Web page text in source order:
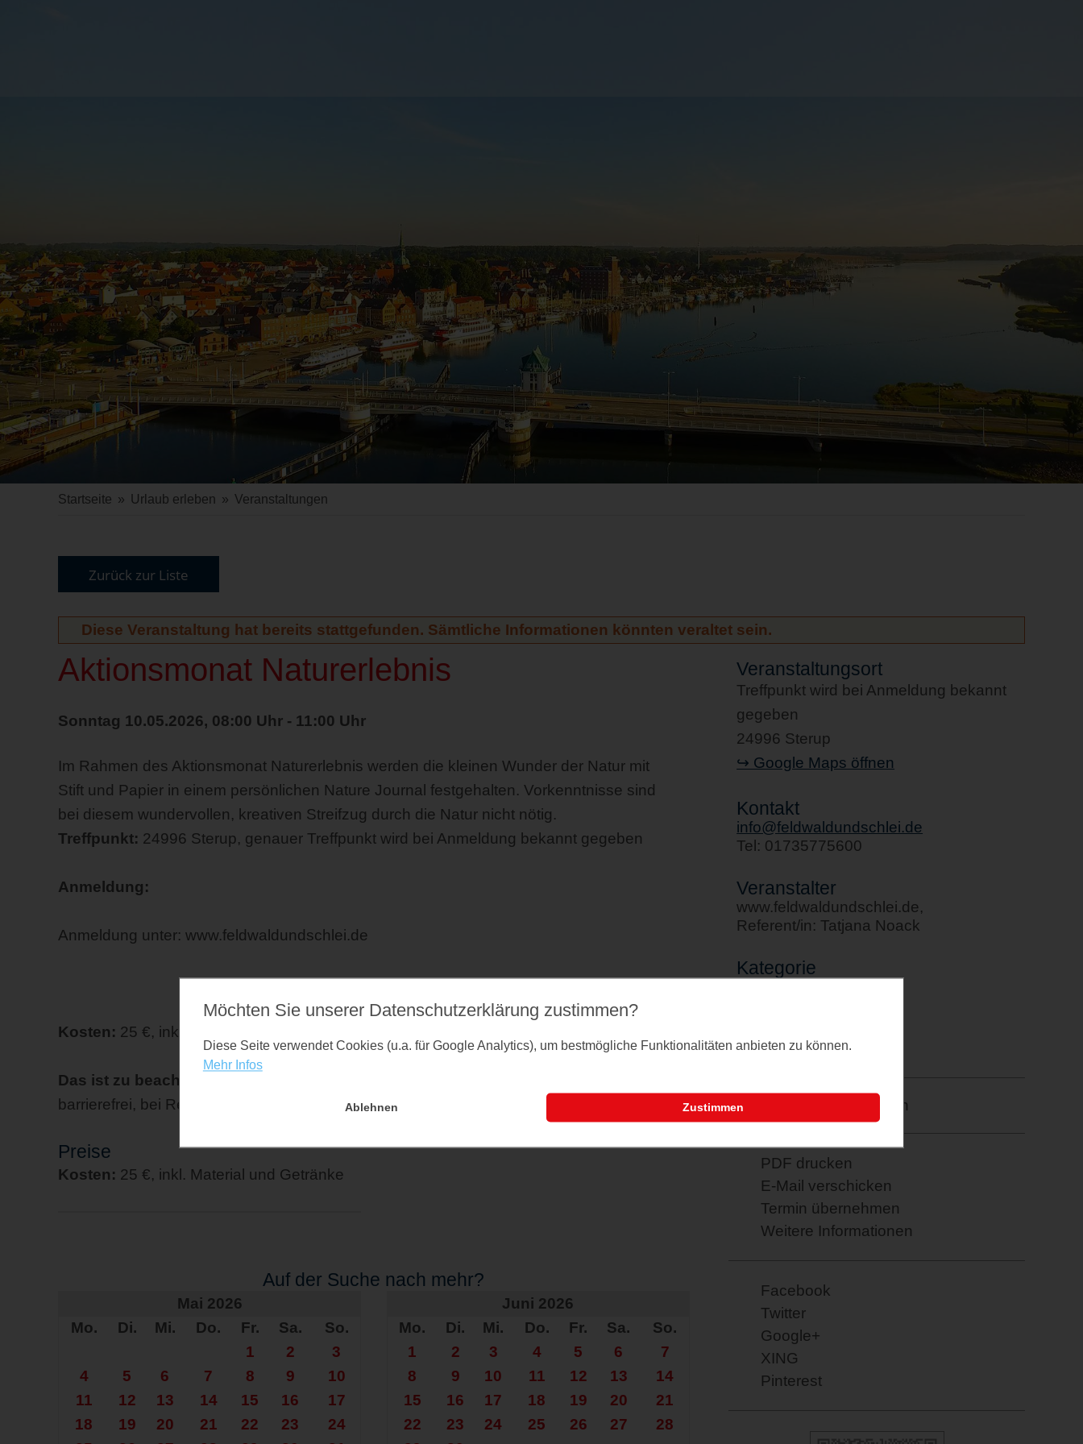
Startseite » Urlaub erleben » Veranstaltungen
Zurück zur Liste
Diese Veranstaltung hat bereits stattgefunden. Sämtliche Informationen könnten veraltet sein.
Aktionsmonat Naturerlebnis
Sonntag 10.05.2026, 08:00 Uhr - 11:00 Uhr
Im Rahmen des Aktionsmonat Naturerlebnis werden die kleinen Wunder der Natur mit
Stift und Papier in einem persönlichen Nature Journal festgehalten. Vorkenntnisse sind
bei diesem wundervollen, kreativen Streifzug durch die Natur nicht nötig.
Treffpunkt: 24996 Sterup, genauer Treffpunkt wird bei Anmeldung bekannt gegeben
Anmeldung:
Anmeldung unter: www.feldwaldundschlei.de
Kosten: 25 €, inkl. Material und Getränke
Das ist zu beachten:
barrierefrei, bei Regen oder starkem Wind wird die Veranstaltung verschoben
Preise
Kosten: 25 €, inkl. Material und Getränke
Auf der Suche nach mehr?
Mai 2026
Mo.
Di. Mi. Do. Fr. Sa.
So.
1
2
3
4
5 6 7 8 9
10
11
12 13 14 15 16
17
18
19 20 21 22 23
24
Juni 2026
Mo.
Di. Mi. Do. Fr. Sa.
So.
1
2 3 4 5 6
7
8
9 10 11 12 13
14
15
16 17 18 19 20
21
22
23 24 25 26 27
28
Veranstaltungsort
Treffpunkt wird bei Anmeldung bekannt
gegeben
24996 Sterup
↪ Google Maps öffnen
Kontakt
info@feldwaldundschlei.de
Tel: 01735775600
Veranstalter
www.feldwaldundschlei.de,
Referent/in: Tatjana Noack
Kategorie
04.03.2026
Merkzettel: speichern
PDF drucken
E-Mail verschicken
Termin übernehmen
Weitere Informationen
Facebook
Twitter
Google+
XING
Pinterest
Möchten Sie unserer Datenschutz­erklärung zustimmen?
Diese Seite verwendet Cookies (u.a. für Google Analytics), um bestmögliche Funktionalitäten anbieten zu können.
Mehr Infos
Ablehnen Zustimmen